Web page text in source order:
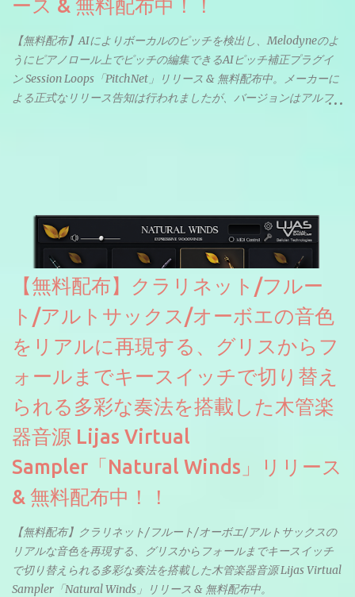
ース & 無料配布中！！
【無料配布】AIによりボーカルのピッチを検出し、Melodyneのよ
うにピアノロール上でピッチの編集できるAIピッチ補正プラグイ
ン Session Loops「PitchNet」リリース & 無料配布中。メーカーに
よる正式なリリース告知は行われましたが、バージョンはアルフ
ソースを元に設計・改良した製品のようです。
【無料配布】クラリネット/フルー
ト/アルトサックス/オーボエの音色
をリアルに再現する、グリスからフ
ォールまでキースイッチで切り替え
られる多彩な奏法を搭載した木管楽
器音源 Lijas Virtual
Sampler「Natural Winds」リリース
& 無料配布中！！
【無料配布】クラリネット/フルート/オーボエ/アルトサックスの
リアルな音色を再現する、グリスからフォールまでキースイッチ
で切り替えられる多彩な奏法を搭載した木管楽器音源 Lijas Virtual
Sampler「Natural Winds」リリース & 無料配布中。